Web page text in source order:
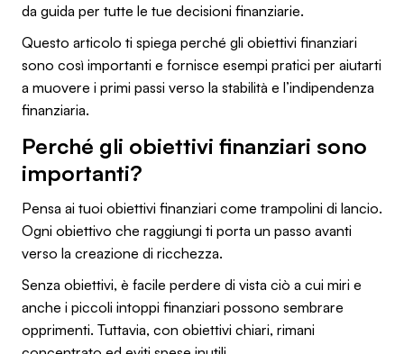
da guida per tutte le tue decisioni finanziarie.
Questo articolo ti spiega perché gli obiettivi finanziari
sono così importanti e fornisce esempi pratici per aiutarti
a muovere i primi passi verso la stabilità e l’indipendenza
finanziaria.
Perché gli obiettivi finanziari sono
importanti?
Pensa ai tuoi obiettivi finanziari come trampolini di lancio.
Ogni obiettivo che raggiungi ti porta un passo avanti
verso la creazione di ricchezza.
Senza obiettivi, è facile perdere di vista ciò a cui miri e
anche i piccoli intoppi finanziari possono sembrare
opprimenti. Tuttavia, con obiettivi chiari, rimani